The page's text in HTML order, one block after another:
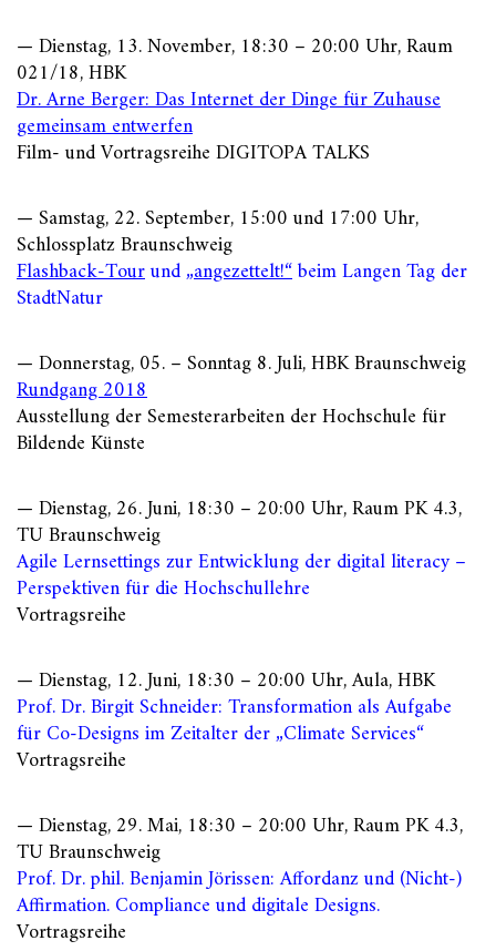
— Dienstag, 13. November, 18:30 – 20:00 Uhr, Raum
021/18, HBK
Dr. Arne Berger: Das Internet der Dinge für Zuhause
gemeinsam entwerfen
Film- und Vortragsreihe DIGITOPA TALKS
— Samstag, 22. September, 15:00 und 17:00 Uhr,
Schlossplatz Braunschweig
Flashback-Tourund„angezettelt!“beim Langen Tag der
StadtNatur
— Donnerstag, 05. – Sonntag 8. Juli, HBK Braunschweig
Rundgang 2018
Ausstellung der Semesterarbeiten der Hochschule für
Bildende Künste
— Dienstag, 26. Juni, 18:30 – 20:00 Uhr, Raum PK 4.3,
TU Braunschweig
Agile Lernsettings zur Entwicklung der digital literacy –
Perspektiven für die Hochschullehre
Vortragsreihe
— Dienstag, 12. Juni, 18:30 – 20:00 Uhr, Aula, HBK
Prof. Dr. Birgit Schneider: Transformation als Aufgabe
für Co-Designs im Zeitalter der „Climate Services“
Vortragsreihe
— Dienstag, 29. Mai, 18:30 – 20:00 Uhr, Raum PK 4.3,
TU Braunschweig
Prof. Dr. phil. Benjamin Jörissen: Affordanz und (Nicht-)
Affirmation. Compliance und digitale Designs.
Vortragsreihe